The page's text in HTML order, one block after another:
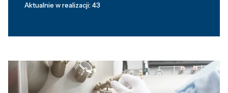
Aktualnie w realizacji: 43